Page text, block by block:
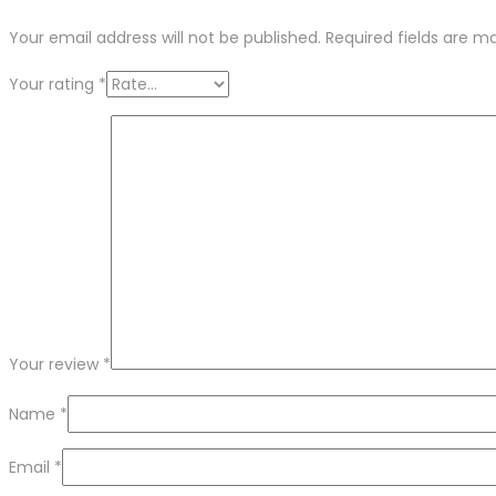
Your email address will not be published. Required fields are
Your rating *
Your review *
Name *
Email *